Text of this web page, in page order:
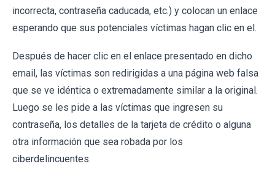
incorrecta, contraseña caducada, etc.) y colocan un enlace
esperando que sus potenciales víctimas hagan clic en el.
Después de hacer clic en el enlace presentado en dicho
email, las víctimas son redirigidas a una página web falsa
que se ve idéntica o extremadamente similar a la original.
Luego se les pide a las víctimas que ingresen su
contraseña, los detalles de la tarjeta de crédito o alguna
otra información que sea robada por los
ciberdelincuentes.